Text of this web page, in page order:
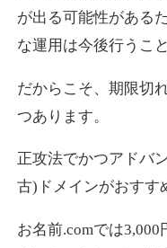
が出る可能性がある
な運用は今後行うこ
だからこそ、期限切
つあります。
正攻法でかつアドバ
古)ドメインがおすす
お名前.comでは